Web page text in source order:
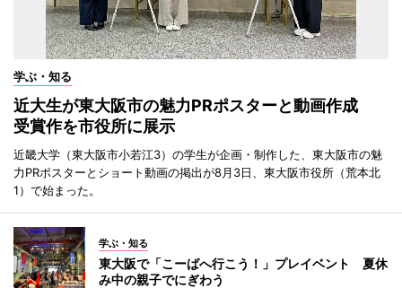
学ぶ・知る
近大生が東大阪市の魅力PRポスターと動画作成
受賞作を市役所に展示
近畿大学（東大阪市小若江3）の学生が企画・制作した、東大阪市の魅
力PRポスターとショート動画の掲出が8月3日、東大阪市役所（荒本北
1）で始まった。
学ぶ・知る
東大阪で「こーばへ行こう！」プレイベント 夏休
み中の親子でにぎわう